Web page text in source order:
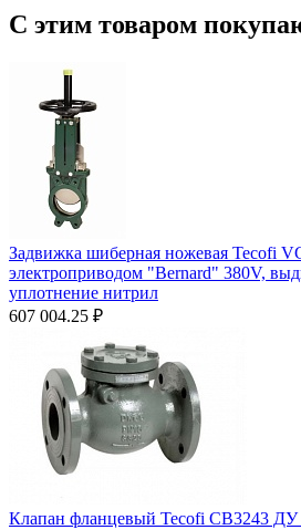
С этим товаром
Задвижка шиберная ножевая Tecofi
электроприводом "Bernard" 380V,
уплотнение нитрил
607 004.25 ₽
Клапан фланцевый Tecofi CB3243 ДУ